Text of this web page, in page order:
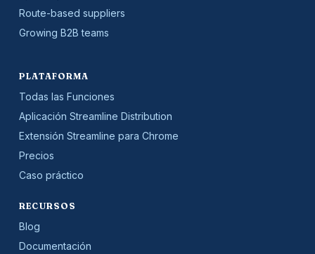
Route-based suppliers
Growing B2B teams
PLATAFORMA
Todas las Funciones
Aplicación Streamline Distribution
Extensión Streamline para Chrome
Precios
Caso práctico
RECURSOS
Blog
Documentación